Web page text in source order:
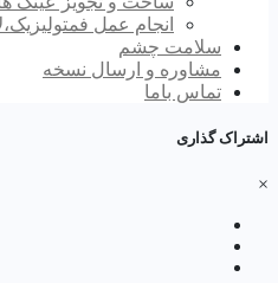
انجام عمل
سلامت چشم
مشاوره و ارسال نسخه
تماس باما
اشتراک گذاری
×